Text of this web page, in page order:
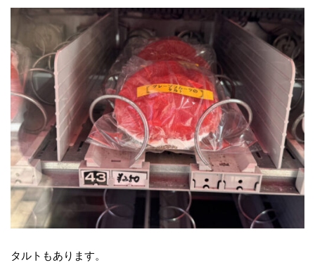
タルトもあります。